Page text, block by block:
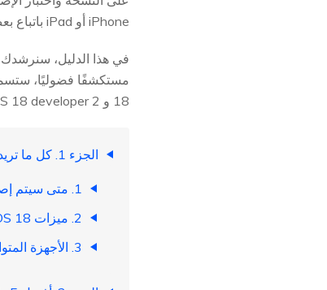
iPhone أو iPad باتباع بعض الخطوات البسيطة.
18 و iOS 18 developer 2.
الجزء 1. كل ما تريد معرفته عن iOS 18
1. متى سيتم إصدار iOS 18
2. ميزات iOS 18
3. الأجهزة المتوافقة مع iOS 18